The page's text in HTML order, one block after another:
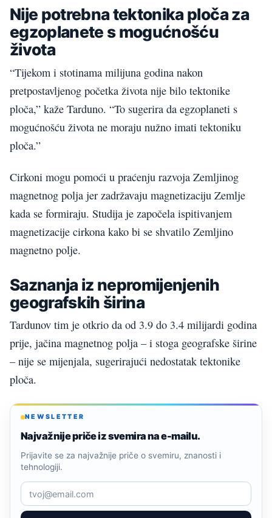
Nije potrebna tektonika ploča za
egzoplanete s mogućnošću
života
“Tijekom i stotinama milijuna godina nakon
pretpostavljenog početka života nije bilo tektonike
ploča,” kaže Tarduno. “To sugerira da egzoplaneti s
mogućnošću života ne moraju nužno imati tektoniku
ploča.”
Cirkoni mogu pomoći u praćenju razvoja Zemljinog
magnetnog polja jer zadržavaju magnetizaciju Zemlje
kada se formiraju. Studija je započela ispitivanjem
magnetizacije cirkona kako bi se shvatilo Zemljino
magnetno polje.
Saznanja iz nepromijenjenih
geografskih širina
Tardunov tim je otkrio da od 3.9 do 3.4 milijardi godina
prije, jačina magnetnog polja – i stoga geografske širine
– nije se mijenjala, sugerirajući nedostatak tektonike
ploča.
NEWSLETTER
Najvažnije priče iz svemira na e-mailu.
Prijavite se za najvažnije priče o svemiru, znanosti i
tehnologiji.